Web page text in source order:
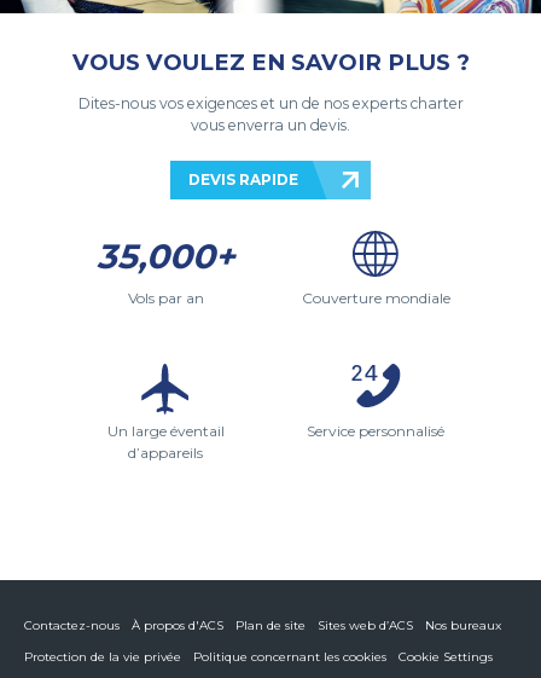
VOUS VOULEZ EN SAVOIR PLUS ?
Dites-nous vos exigences et un de nos experts charter
vous enverra un devis.
DEVIS RAPIDE
35,000+
Vols par an Couverture mondiale
Un large éventail
d’appareils
Service personnalisé
Contactez-nous À propos d'ACS Plan de site Sites web d’ACS
Nos bureaux
Protection de la vie privée
Politique concernant les cookies Cookie Settings